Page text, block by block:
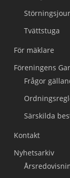
Störningsjour
Tvättstuga
För mäklare
Föreningens
Frågor
Särskilda
Kontakt
Nyhetsarkiv